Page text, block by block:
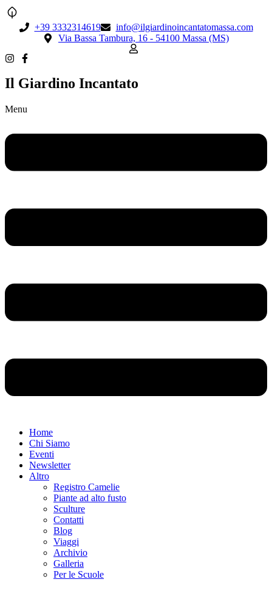
+39 3332314619
info@ilgiardinoincantatomassa.com
Via Bassa Tambura, 16 - 54100 Massa (MS)
Il Giardino Incantato
Menu
Home
Chi Siamo
Eventi
Newsletter
Altro
Registro Camelie
Piante ad alto fusto
Sculture
Contatti
Blog
Viaggi
Archivio
Galleria
Per le Scuole